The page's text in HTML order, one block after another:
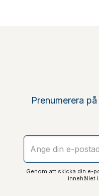
Prenumerera
Genom att skicka din e-
innehållet